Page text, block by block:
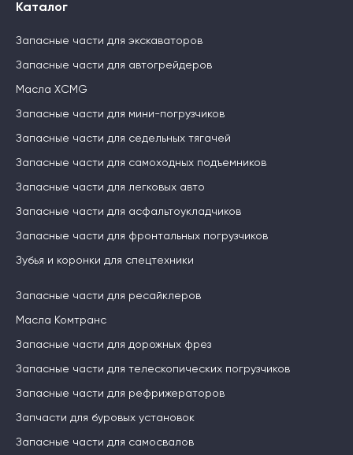
Каталог
Запасные части для экскаваторов
Запасные части для автогрейдеров
Масла XCMG
Запасные части для мини-погрузчиков
Запасные части для седельных тягачей
Запасные части для самоходных подъемников
Запасные части для легковых авто
Запасные части для асфальтоукладчиков
Запасные части для фронтальных погрузчиков
Зубья и коронки для спецтехники
Запасные части для ресайклеров
Масла Комтранс
Запасные части для дорожных фрез
Запасные части для телескопических погрузчиков
Запасные части для рефрижераторов
Запчасти для буровых установок
Запасные части для самосвалов